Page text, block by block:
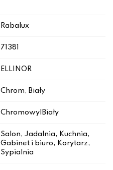
Rabalux
71381
ELLINOR
Chrom, Biały
Chromowy|Biały
Salon, Jadalnia, Kuchnia,
Gabinet i biuro, Korytarz,
Sypialnia